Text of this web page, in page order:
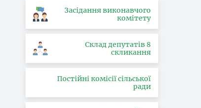
Засідання виконавчого
комітету
Склад депутатів 8
скликання
Постійні комісії сільської
ради